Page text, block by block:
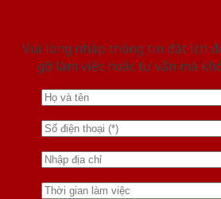
Vui lòng nhập thông tin đặt lịch
gỡ làm việc hoăc tư vấn mà